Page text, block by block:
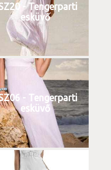
- Tengerparti
esküvő
- Tengerparti
esküvő